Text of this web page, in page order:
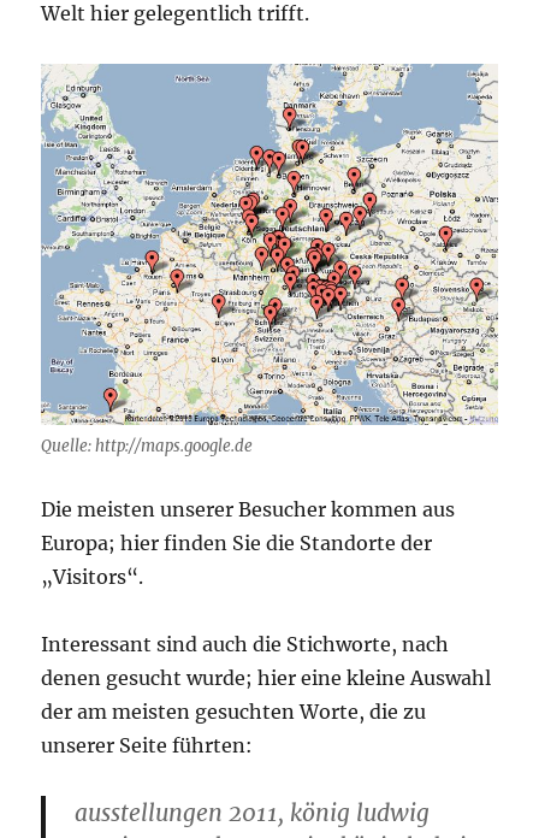
Welt hier gelegentlich trifft.
Quelle: http://maps.google.de
Die meisten unserer Besucher kommen aus
Europa; hier finden Sie die Standorte der
„Visitors“.
Interessant sind auch die Stichworte, nach
denen gesucht wurde; hier eine kleine Auswahl
der am meisten gesuchten Worte, die zu
unserer Seite führten:
ausstellungen 2011, könig ludwig